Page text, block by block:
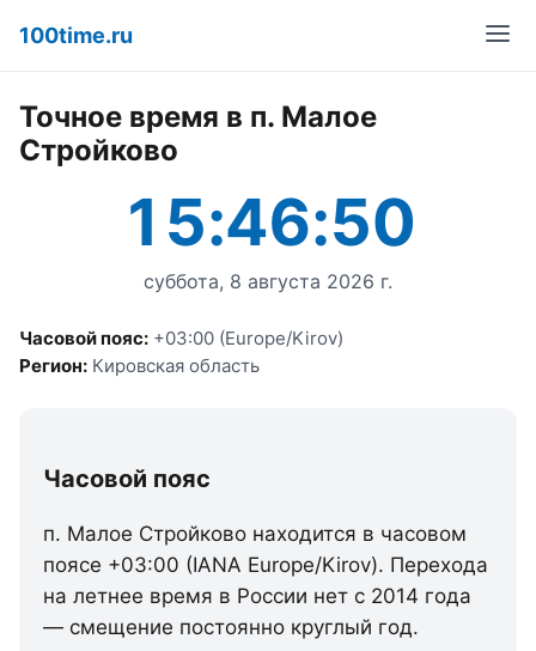
100time.ru
Точное время в п. Малое
Стройково
15:46:50
суббота, 8 августа 2026 г.
Часовой пояс: +03:00 (Europe/Kirov)
Регион: Кировская область
Часовой пояс
п. Малое Стройково находится в часовом
поясе +03:00 (IANA Europe/Kirov). Перехода
на летнее время в России нет с 2014 года
— смещение постоянно круглый год.